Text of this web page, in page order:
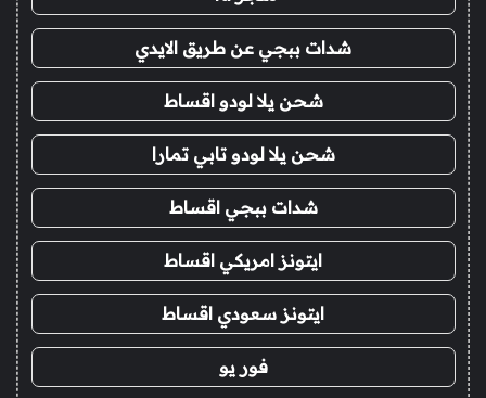
شدات ببجي عن طريق الايدي
شحن يلا لودو اقساط
شحن يلا لودو تابي تمارا
شدات ببجي اقساط
ايتونز امريكي اقساط
ايتونز سعودي اقساط
فور يو